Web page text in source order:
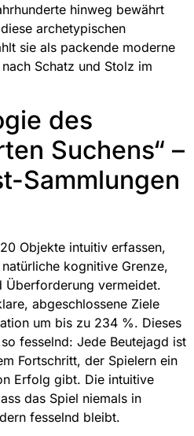
hinweg bewährt
archetypischen
sie als packende moderne
Schatz und Stolz im
des
Suchens“ –
Sammlungen
Objekte intuitiv erfassen,
kognitive Grenze,
Überforderung vermeidet.
abgeschlossene Ziele
um bis zu 234 %. Dieses
fesselnd: Jede Beutejagd ist
Fortschritt, der Spielern ein
Erfolg gibt. Die intuitive
das Spiel niemals in
fesselnd bleibt.